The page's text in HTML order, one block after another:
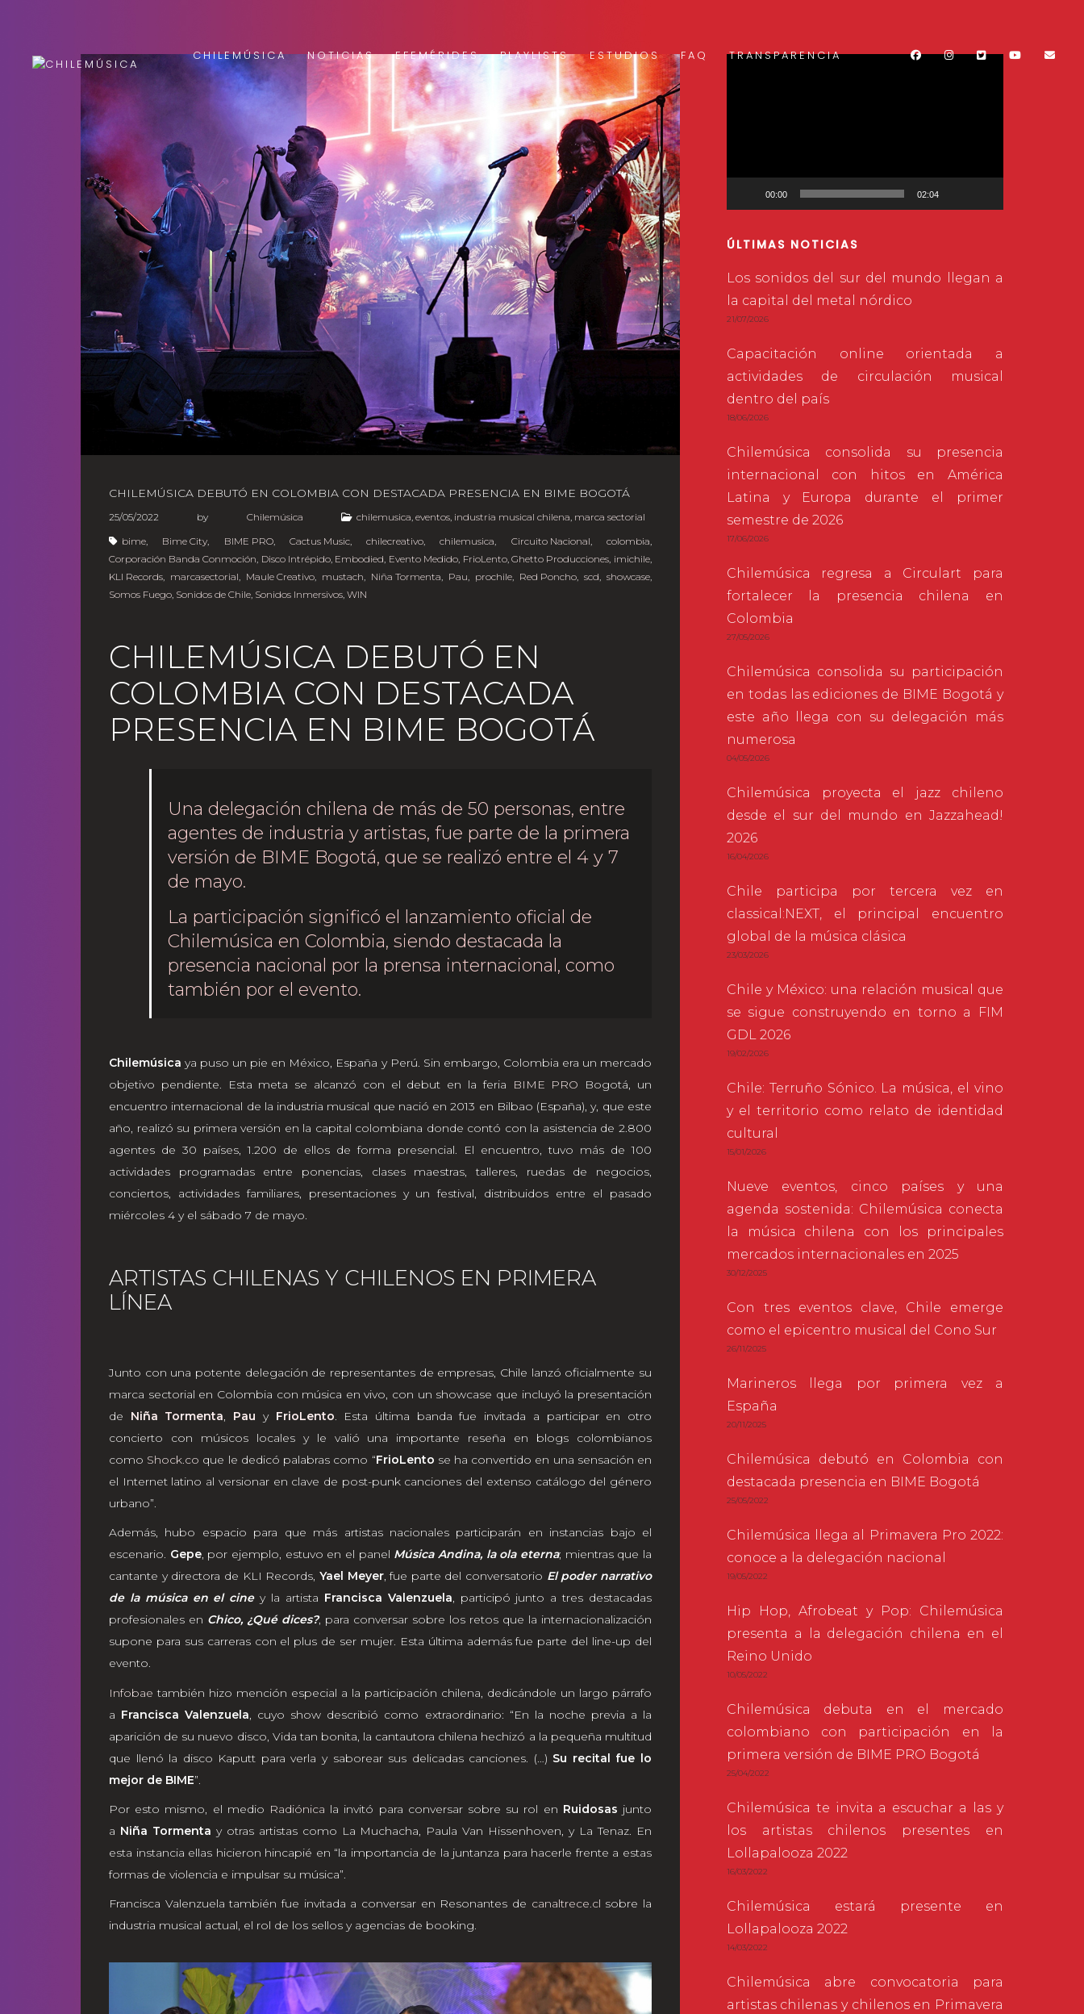
CHILEMÚSICA NOTICIAS EFEMÉRIDES PLAYLISTS ESTUDIOS FAQ TRANSPARENCIA
CHILEMÚSICA DEBUTÓ EN COLOMBIA CON DESTACADA PRESENCIA EN BIME BOGOTÁ
25/05/2022 by Chilemúsica chilemusica ,eventos industria musical chilena marca sectorial
bime
Bime City BIME PRO, Cactus Music,chilecreativo ,chilemusica Circuito Nacional ,colombia
Corporación Banda Conmoción Disco Intrépido, Embodied Evento Medido FrioLento,Ghetto Producciones imichile
KLI Records
marcasectorial Maule Creativo mustach Niña Tormenta Pau prochile Red Poncho scd showcase
Somos Fuego Sonidos de Chile Sonidos Inmersivos WIN
CHILEMÚSICA DEBUTÓ EN
COLOMBIA CON DESTACADA
PRESENCIA EN BIME BOGOTÁ
Una delegación chilena de más de 50 personas, entre
agentes de industria y artistas, fue parte de la primera
versión de BIME Bogotá, que se realizó entre el 4 y 7
de mayo.
La participación significó el lanzamiento oficial de
Chilemúsica en Colombia, siendo destacada la
presencia nacional por la prensa internacional, como
también por el evento.
Chilemúsica ya puso un pie en México, España y Perú. Sin embargo, Colombia era un mercado
objetivo pendiente. Esta meta se alcanzó con el debut en la feria
BIME PRO Bogotá, un
encuentro internacional de la industria musical que nació en 2013 en Bilbao (España), y, que este
año, realizó su primera versión en la capital colombiana donde contó con la asistencia de 2.800
agentes de 30 países, 1.200 de ellos de forma presencial. El encuentro, tuvo más de 100
actividades programadas entre ponencias, clases maestras, talleres, ruedas de negocios,
conciertos, actividades familiares, presentaciones y un festival, distribuidos entre el pasado
miércoles 4 y el sábado 7 de mayo.
ARTISTAS CHILENAS Y CHILENOS EN PRIMERA
LÍNEA
Junto con una potente delegación de representantes de empresas, Chile lanzó oficialmente su
marca sectorial en Colombia con música en vivo, con un showcase que incluyó la presentación
de Niña Tormenta, Pau y FrioLento. Esta última banda fue invitada a participar en otro
concierto con músicos locales y le valió una importante reseña en blogs colombianos
como Shock.co que le dedicó palabras como “FrioLento se ha convertido en una sensación en
el Internet latino al versionar en clave de post-punk canciones del extenso catálogo del género
urbano”.
Además, hubo espacio para que más artistas nacionales participarán en instancias bajo el
escenario. Gepe, por ejemplo, estuvo en el panel Música Andina, la ola eterna; mientras que la
cantante y directora de KLI Records, Yael Meyer, fue parte del conversatorio El poder narrativo
de la música en el ciney la artista Francisca Valenzuela, participó junto a tres destacadas
profesionales en Chico, ¿Qué dices?, para conversar sobre los retos que la internacionalización
supone para sus carreras con el plus de ser mujer. Esta última además fue parte del line-up del
evento.
Infobae también hizo mención especial a la participación chilena, dedicándole un largo párrafo
a Francisca Valenzuela , cuyo show describió como extraordinario: “En la noche previa a la
aparición de su nuevo disco, Vida tan bonita, la cantautora chilena hechizó a la pequeña multitud
que llenó la disco Kaputt para verla y saborear sus delicadas canciones. (…) Su recital fue lo
mejor de BIME”.
Por esto mismo, el medio Radiónica la invitó para conversar sobre su rol en Ruidosas junto
a Niña Tormenta y otras artistas como La Muchacha, Paula Van Hissenhoven, y La Tenaz. En
esta instancia ellas hicieron hincapié en “la importancia de la juntanza para hacerle frente a estas
formas de violencia e impulsar su música”.
Francisca Valenzuela también fue invitada a conversar en Resonantes de canaltrece.cl sobre la
industria musical actual, el rol de los sellos y agencias de booking.
00:00 02:04
ÚLTIMAS NOTICIAS
Los sonidos del sur del mundo llegan a
la capital del metal nórdico
21/07/2026
Capacitación online orientada a
actividades de circulación musical
dentro del país
18/06/2026
Chilemúsica consolida su presencia
internacional con hitos en América
Latina y Europa durante el primer
semestre de 2026
17/06/2026
Chilemúsica regresa a Circulart para
fortalecer la presencia chilena en
Colombia
27/05/2026
Chilemúsica consolida su participación
en todas las ediciones de BIME Bogotá y
este año llega con su delegación más
numerosa
04/05/2026
Chilemúsica proyecta el jazz chileno
desde el sur del mundo en Jazzahead!
2026
16/04/2026
Chile participa por tercera vez en
classical:NEXT, el principal encuentro
global de la música clásica
23/03/2026
Chile y México: una relación musical que
se sigue construyendo en torno a FIM
GDL 2026
19/02/2026
Chile: Terruño Sónico. La música, el vino
y el territorio como relato de identidad
cultural
15/01/2026
Nueve eventos, cinco países y una
agenda sostenida: Chilemúsica conecta
la música chilena con los principales
mercados internacionales en 2025
30/12/2025
Con tres eventos clave, Chile emerge
como el epicentro musical del Cono Sur
26/11/2025
Marineros llega por primera vez a
España
20/11/2025
Chilemúsica debutó en Colombia con
destacada presencia en BIME Bogotá
25/05/2022
Chilemúsica llega al Primavera Pro 2022:
conoce a la delegación nacional
19/05/2022
Hip Hop, Afrobeat y Pop: Chilemúsica
presenta a la delegación chilena en el
Reino Unido
10/05/2022
Chilemúsica debuta en el mercado
colombiano con participación en la
primera versión de BIME PRO Bogotá
25/04/2022
Chilemúsica te invita a escuchar a las y
los artistas chilenos presentes en
Lollapalooza 2022
16/03/2022
Chilemúsica estará presente en
Lollapalooza 2022
14/03/2022
Chilemúsica abre convocatoria para
artistas chilenas y chilenos en Primavera